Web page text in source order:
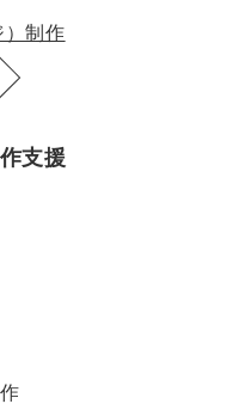
）制作
支援